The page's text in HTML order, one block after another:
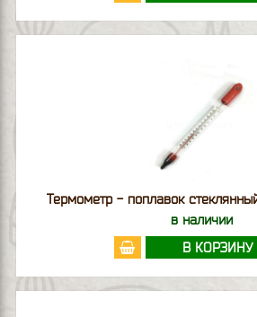
Термометр - поплавок
в наличии
В КОРЗИНУ